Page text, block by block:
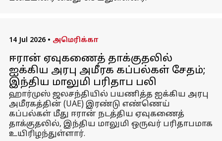
14 Jul 2026 • அமெரிக்கா
ஈரான் ஏவுகணைத் தாக்குதலில்
ஐக்கிய அரபு அமீரக கப்பல்கள் சேதம்;
இந்திய மாலுமி பரிதாப பலி
ஹார்முஸ் ஜலசந்தியில் பயணித்த ஐக்கிய அரபு
அமீரகத்தின் (UAE) இரண்டு எண்ணெய்
கப்பல்கள் மீது ஈரான் நடத்திய ஏவுகணைத்
தாக்குதலில், இந்திய மாலுமி ஒருவர் பரிதாபமாக
உயிரிழந்துள்ளார்.